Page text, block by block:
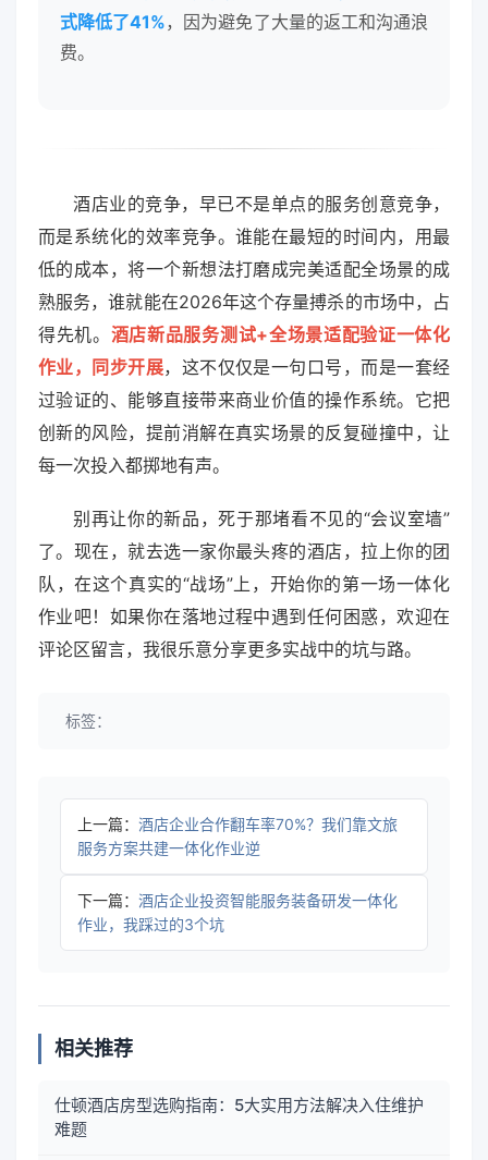
式降低了41%，因为避免了大量的返工和沟通浪
费。
酒店业的竞争，早已不是单点的服务创意竞争，
而是系统化的效率竞争。谁能在最短的时间内，用最
低的成本，将一个新想法打磨成完美适配全场景的成
熟服务，谁就能在2026年这个存量搏杀的市场中，占
得先机。 酒店新品服务测试+全场景适配验证一体化
作业，同步开展，这不仅仅是一句口号，而是一套经
过验证的、能够直接带来商业价值的操作系统。它把
创新的风险，提前消解在真实场景的反复碰撞中，让
每一次投入都掷地有声。
别再让你的新品，死于那堵看不见的“会议室墙”
了。现在，就去选一家你最头疼的酒店，拉上你的团
队，在这个真实的“战场”上，开始你的第一场一体化
作业吧！如果你在落地过程中遇到任何困惑，欢迎在
评论区留言，我很乐意分享更多实战中的坑与路。
标签：
上一篇： 酒店企业合作翻车率70%？我们靠文旅
服务方案共建一体化作业逆
下一篇： 酒店企业投资智能服务装备研发一体化
作业，我踩过的3个坑
相关推荐
仕顿酒店房型选购指南：5大实用方法解决入住维护
难题